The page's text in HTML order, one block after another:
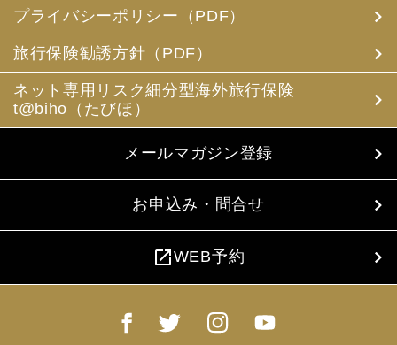
プライバシーポリシー（PDF）
旅行保険勧誘方針（PDF）
ネット専用リスク細分型海外旅行保険
t@biho（たびほ）
メールマガジン登録
お申込み・問合せ
open_in_newWEB予約